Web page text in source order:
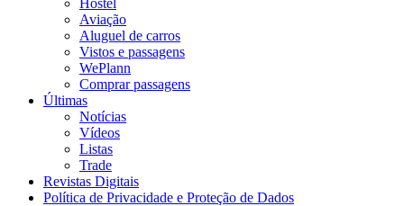
Hostel
Aviação
Aluguel de carros
Vistos e passagens
WePlann
Comprar passagens
Últimas
Notícias
Vídeos
Listas
Trade
Revistas Digitais
Política de Privacidade e Proteção de Dados